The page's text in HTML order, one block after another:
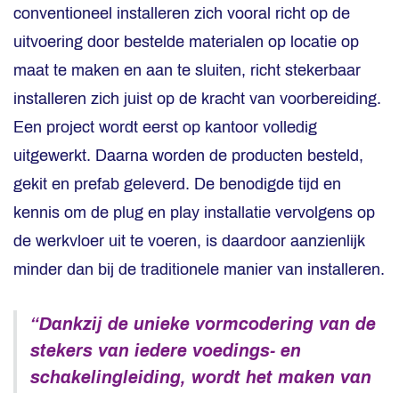
conventioneel installeren zich vooral richt op de
uitvoering door bestelde materialen op locatie op
maat te maken en aan te sluiten, richt stekerbaar
installeren zich juist op de kracht van voorbereiding.
Een project wordt eerst op kantoor volledig
uitgewerkt. Daarna worden de producten besteld,
gekit en prefab geleverd. De benodigde tijd en
kennis om de plug en play installatie vervolgens op
de werkvloer uit te voeren, is daardoor aanzienlijk
minder dan bij de traditionele manier van installeren.
“Dankzij de unieke vormcodering van de
stekers van iedere voedings- en
schakelingleiding, wordt het maken van